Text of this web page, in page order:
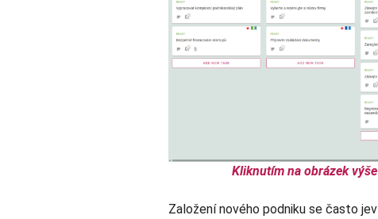
Kliknutím na obrázek
Založení nového podniku se často